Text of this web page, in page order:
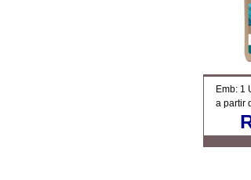
Emb: 1
a partir